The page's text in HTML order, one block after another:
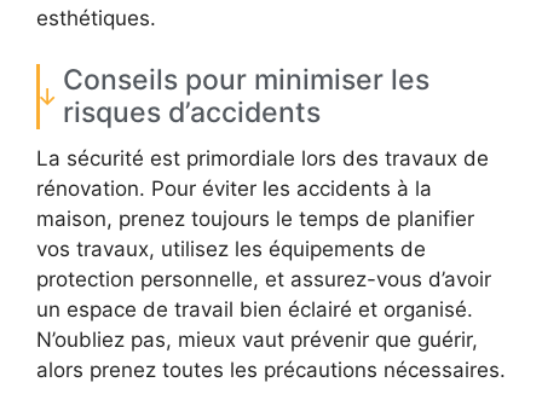
esthétiques.
Conseils pour minimiser les
risques d’accidents
La sécurité est primordiale lors des travaux de
rénovation. Pour éviter les accidents à la
maison, prenez toujours le temps de planifier
vos travaux, utilisez les équipements de
protection personnelle, et assurez-vous d’avoir
un espace de travail bien éclairé et organisé.
N’oubliez pas, mieux vaut prévenir que guérir,
alors prenez toutes les précautions nécessaires.